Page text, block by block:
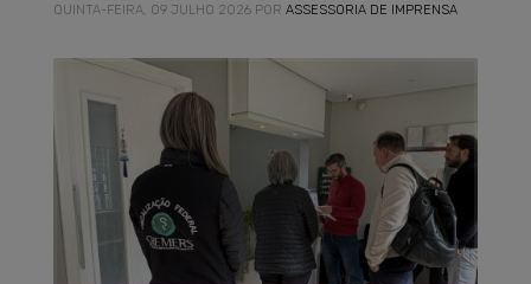
QUINTA-FEIRA, 09 JULHO 2026 POR ASSESSORIA DE IMPRENSA